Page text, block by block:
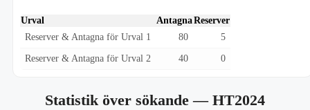
Urval AntagnaReserver
Reserver & Antagna för Urval 1
80 5
Reserver & Antagna för Urval 2 40 0
Statistik över sökande— HT2024